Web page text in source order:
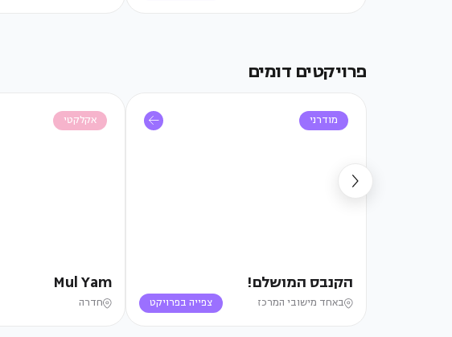
פרויקטים דומים
מודרני
הקנבס המושלם!
באחד מישובי המרכז צפייה בפרויקט
אקלקטי
Mul Yam
חדרה